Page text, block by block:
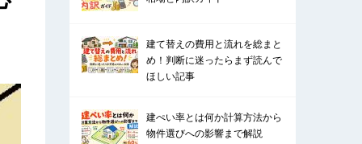
建て替えの費用と流れを総まと
め！判断に迷ったらまず読んで
ほしい記事
建ぺい率とは何か計算方法から
物件選びへの影響まで解説